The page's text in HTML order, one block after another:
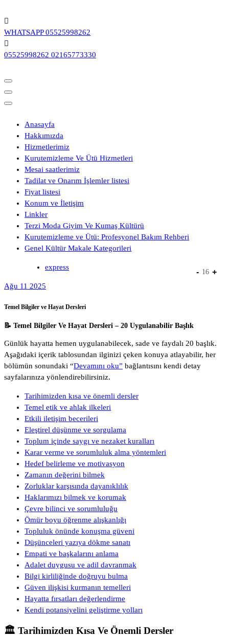
geç
WHATSAPP 05525998262
05525998262 02165773330
Anasayfa
Hakkımızda
Hizmetlerimiz
Kurutemizleme Ve Ütü Hizmetleri
Mesai saatlerimiz
Tadilat ve Onarım İşlemler listesi
Fiyat listesi
Konum ve İletişim
Linkler
Terzi Moda Giyim Ve Kumaş Kültürü
Kurutemizleme ve Ütü: Profesyonel Bakım Rehberi
Genel Kültür Makale Kategorileri
express
Ağu 11 2025
Temel Bilgiler ve Hayat Dersleri
📝 Temel Bilgiler Ve Hayat Dersleri – 20 Uygulanabilir Başlık
Günlük hayatta hemen uygulanabilecek, sade ve faydalı 20 başlık.
Aşağıdaki içerik tablosundan ilginizi çeken konuya atlayabilir, her
bölümün sonundaki “Devamını oku” bağlantısını kendi detay
sayfalarınıza yönlendirebilirsiniz.
Tarihimizden kısa ve önemli dersler
Temel etik ve ahlak ilkeleri
Etkili iletişim becerileri
Eleştirel düşünme ve sorgulama
Toplum içinde saygı ve nezaket kuralları
Karar verme ve sorumluluk alma yöntemleri
Hedef belirleme ve motivasyon
Zamanın değerini bilmek
Zorluklar karşısında dayanıklılık
Haklarımızı bilmek ve korumak
Çevre bilinci ve sorumluluğu
Ömür boyu öğrenme alışkanlığı
Topluluk önünde konuşma güveni
Düşünceleri yazıya dökme sanatı
Empati ve başkalarını anlama
Adalet duygusu ve adil davranmak
Bilgi kirliliğinde doğruyu bulma
Güven ilişkisi kurmanın temelleri
Hayatta fırsatları değerlendirme
Kendi potansiyelini geliştirme yolları
🏛️ Tarihimizden Kısa Ve Önemli Dersler
- 16 +